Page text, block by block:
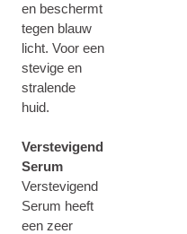
en beschermt
tegen blauw
licht. Voor een
stevige en
stralende
huid.
Verstevigend
Serum
Verstevigend
Serum heeft
een zeer